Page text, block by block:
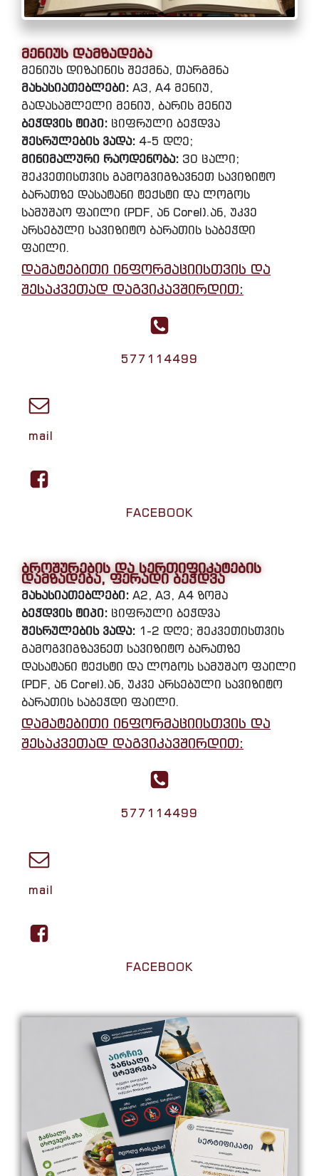
მენიუს დამზადება
მენიუს დიზაინის შექმნა, თარგმნა
მახასიათებლები: A3, A4 მენიუ,
გადასაშლელი მენიუ, ბარის მენიუ
ბეჭდვის ტიპი: ციფრული ბეჭდვა
შესრულების ვადა: 4-5 დღე;
მინიმალური რაოდენობა: 30 ცალი;
შეკვეთისთვის გამოგვიგზავნეთ სავიზიტო
ბარათზე დასატანი ტექსტი და ლოგოს
სამუშაო ფაილი (PDF, ან Corel).ან, უკვე
არსებული სავიზიტო ბარათის საბეჭდი
ფაილი.
დამატებითი ინფორმაციისთვის და
შესაკვეთად დაგვიკავშირდით:
577114499
mail
FACEBOOK
ბროშურების და სერთიფიკატების
დამზადება, ფერადი ბეჭდვა
მახასიათებლები: A2, A3, A4 ზომა
ბეჭდვის ტიპი: ციფრული ბეჭდვა
შესრულების ვადა: 1-2 დღე; შეკვეთისთვის
გამოგვიგზავნეთ სავიზიტო ბარათზე
დასატანი ტექსტი და ლოგოს სამუშაო ფაილი
(PDF, ან Corel).ან, უკვე არსებული სავიზიტო
ბარათის საბეჭდი ფაილი.
დამატებითი ინფორმაციისთვის და
შესაკვეთად დაგვიკავშირდით:
577114499
mail
FACEBOOK